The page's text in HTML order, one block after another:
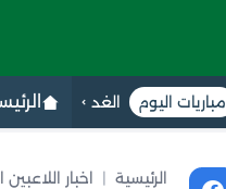
مباريات اليوم الغد
الرئيسية | اخبار